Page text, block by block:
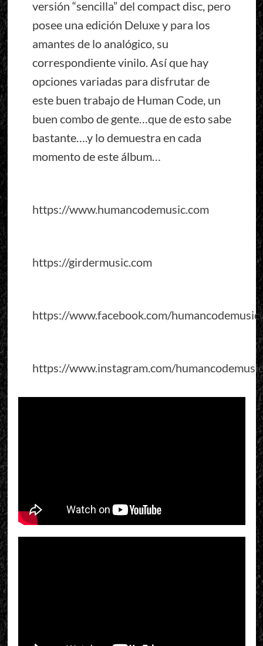
versión “sencilla” del compact disc, pero
posee una edición Deluxe y para los
amantes de lo analógico, su
correspondiente vinilo. Así que hay
opciones variadas para disfrutar de
este buen trabajo de Human Code, un
buen combo de gente…que de esto sabe
bastante….y lo demuestra en cada
momento de este álbum…
https://www.humancodemusic.com
https://girdermusic.com
https://www.facebook.com/humancodemusic
https://www.instagram.com/humancodemusic